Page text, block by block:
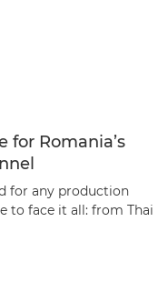
for Romania’s
for any production
to face it all: from Thai